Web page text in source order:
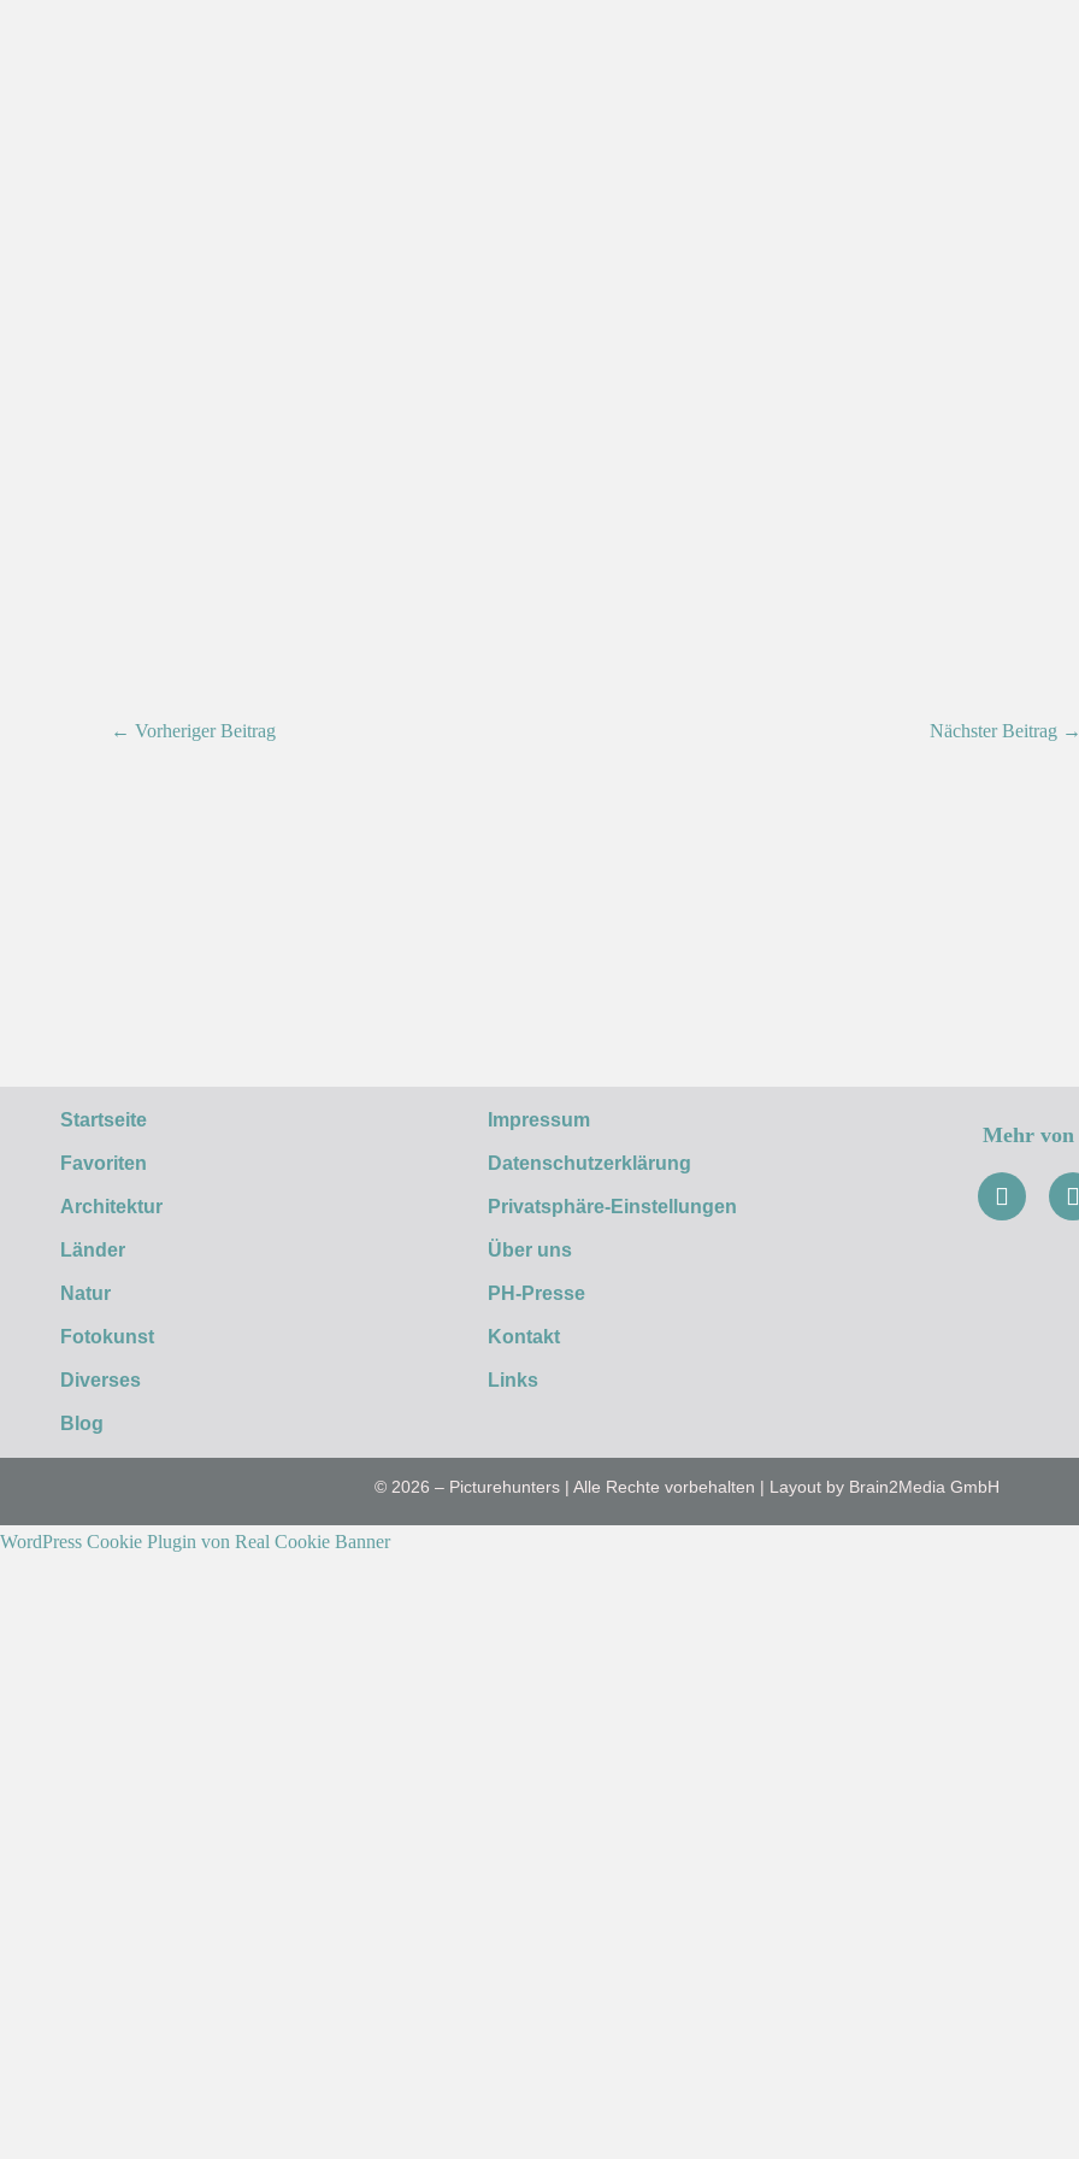
← Vorheriger Beitrag Nächster Beitrag →
Startseite
Favoriten
Architektur
Länder
Natur
Fotokunst
Diverses
Blog
Impressum
Datenschutzerklärung
Privatsphäre-Einstellungen
Über uns
PH-Presse
Kontakt
Links
Mehr von
© 2026 – Picturehunters | Alle Rechte vorbehalten | Layout by Brain2Media GmbH
WordPress Cookie Plugin von Real Cookie Banner